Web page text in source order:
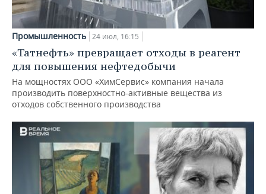
Промышленность 24 июл, 16:15
«Татнефть» превращает отходы в реагент
для повышения нефтедобычи
На мощностях ООО «ХимСервис» компания начала
производить поверхностно-активные вещества из
отходов собственного производства